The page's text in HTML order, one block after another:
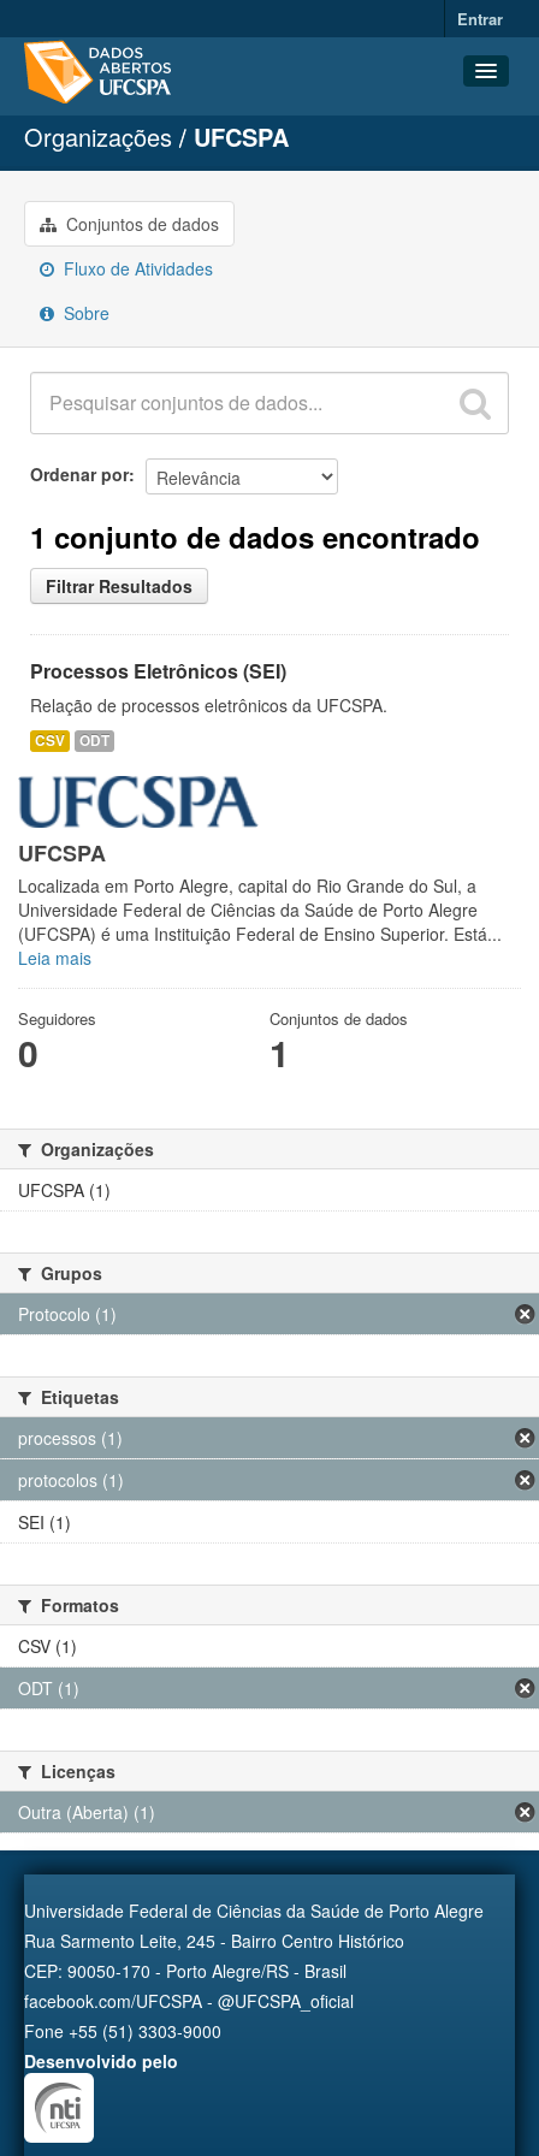
Entrar
Conjuntos de dados
Organizações
Grupos
Sobre
Organizações UFCSPA
Conjuntos de dados
Fluxo de Atividades
Sobre
Ordenar por
1 conjunto de dados encontrado
Filtrar Resultados
Processos Eletrônicos (SEI)
Relação de processos eletrônicos da UFCSPA.
CSV ODT
UFCSPA
Localizada em Porto Alegre, capital do Rio Grande do Sul, a
Universidade Federal de Ciências da Saúde de Porto Alegre
(UFCSPA) é uma Instituição Federal de Ensino Superior. Está...
Leia mais
Seguidores
0
Conjuntos de dados
1
Organizações
UFCSPA (1)
Grupos
Protocolo (1)
Etiquetas
processos (1)
protocolos (1)
SEI (1)
Formatos
CSV (1)
ODT (1)
Licenças
Outra (Aberta) (1)
Universidade Federal de Ciências da Saúde de Porto Alegre
Rua Sarmento Leite, 245 - Bairro Centro Histórico
CEP: 90050-170 - Porto Alegre/RS - Brasil
facebook.com/UFCSPA - @UFCSPA_oficial
Fone +55 (51) 3303-9000
Desenvolvido pelo